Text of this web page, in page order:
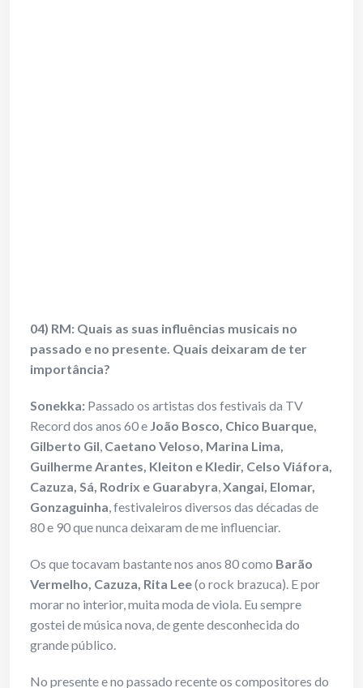
04) RM: Quais as suas influências musicais no
passado e no presente. Quais deixaram de ter
importância?
Sonekka: Passado os artistas dos festivais da TV
Record dos anos 60 e João Bosco, Chico Buarque,
Gilberto Gil, Caetano Veloso, Marina Lima,
Guilherme Arantes, Kleiton e Kledir, Celso Viáfora,
Cazuza, Sá, Rodrix e Guarabyra,Xangai, Elomar,
Gonzaguinha, festivaleiros diversos das décadas de
80 e 90 que nunca deixaram de me influenciar.
Os que tocavam bastante nos anos 80 como Barão
Vermelho, Cazuza, Rita Lee(o rock brazuca). E por
morar no interior, muita moda de viola. Eu sempre
gostei de música nova, de gente desconhecida do
grande público.
No presente e no passado recente os compositores do